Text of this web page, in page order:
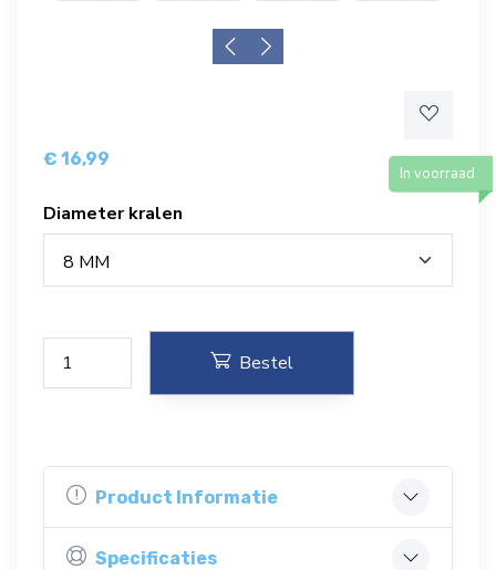
€ 16,99
In voorraad
Diameter kralen
8 MM
Bestel
Product Informatie
Specificaties